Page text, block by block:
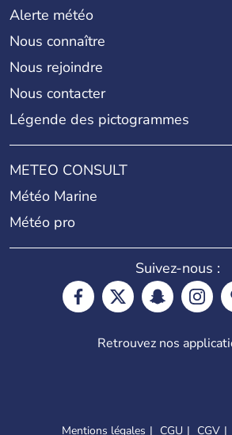
Alerte météo
Nous connaître
Nous rejoindre
Nous contacter
Légende des pictogrammes
METEO CONSULT
Météo Marine
Météo pro
Suivez-nous :
Retrouvez nos
Mentions légales CGU CGV